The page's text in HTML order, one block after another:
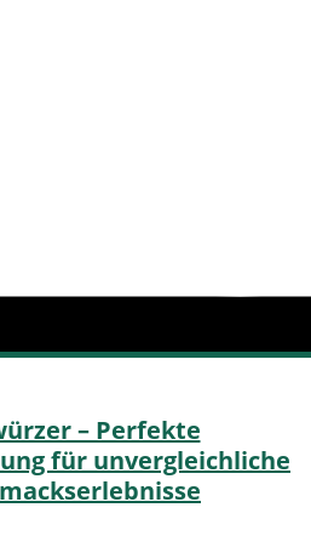
– Perfekte
für unvergleichliche